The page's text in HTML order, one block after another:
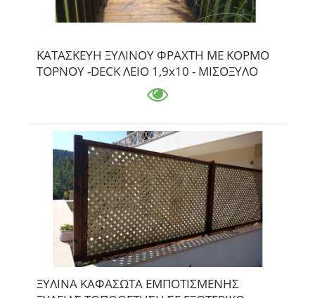
ΚΑΤΑΣΚΕΥΗ ΞΥΛΙΝΟΥ ΦΡΑΧΤΗ ΜΕ ΚΟΡΜΟ
ΤΟΡΝΟΥ -DECK ΛΕΙΟ 1,9x10 - ΜΙΣΟΞΥΛΟ
ΞΥΛΙΝΑ ΚΑΦΑΣΩΤΑ ΕΜΠΟΤΙΣΜΕΝΗΣ